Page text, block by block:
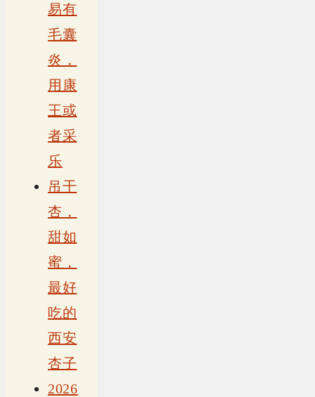
易有
毛囊
炎，
用康
王或
者采
乐
吊干
杏，
甜如
蜜，
最好
吃的
西安
杏子
2026